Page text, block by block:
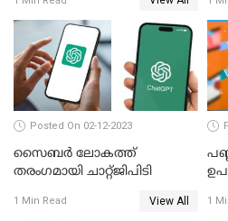
ടാന്‍ കമ്പനി
വിടാനൊരുങ്ങുന്നു
Posted On 02-12-2023
സൈബര്‍ ലോകത്ത്
തരംഗമായി ചാറ്റ്ജിപിടി
1 Min Read View All 1